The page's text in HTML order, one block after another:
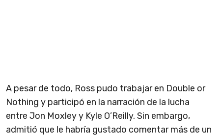
A pesar de todo, Ross pudo trabajar en Double or
Nothing y participó en la narración de la lucha
entre Jon Moxley y Kyle O’Reilly. Sin embargo,
admitió que le habría gustado comentar más de un